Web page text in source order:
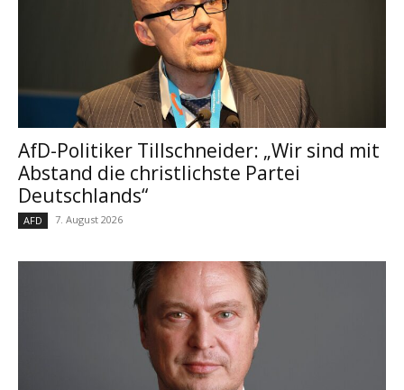
AfD-Politiker Tillschneider: „Wir sind mit
Abstand die christlichste Partei
Deutschlands“
AFD 7. August 2026